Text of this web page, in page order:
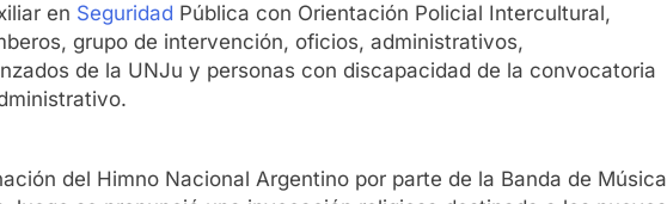
en Seguridad Pública con Orientación Policial Intercultural,
grupo de intervención, oficios, administrativos,
de la UNJu y personas con discapacidad de la convocatoria
del Himno Nacional Argentino por parte de la Banda de Música